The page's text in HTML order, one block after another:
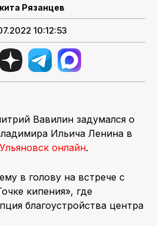
Рязанцев
10:12:53
Вавилин задумался о
Ильича Ленина в
Ульяновск онлайн.
в голову на встрече с
кипения», где
благоустройства центра